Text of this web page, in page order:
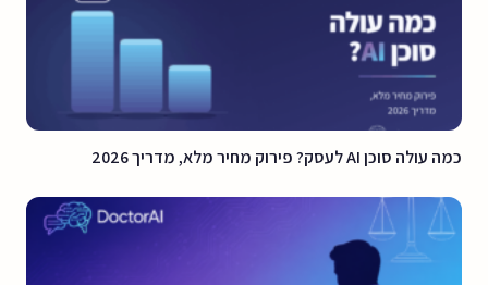
כמה עולה סוכן AI לעסק? פירוק מחיר מלא, מדריך 2026